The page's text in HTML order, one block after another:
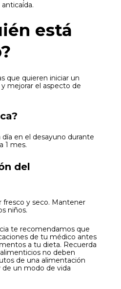
está
que quieren iniciar un
mejorar el aspecto de
día en el desayuno durante
1 mes.
del
fresco y seco. Mantener
niños.
te recomendamos que
de tu médico antes
a tu dieta. Recuerda
no deben
de una alimentación
de un modo de vida